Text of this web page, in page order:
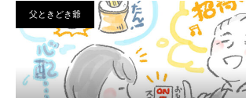
父ときどき爺